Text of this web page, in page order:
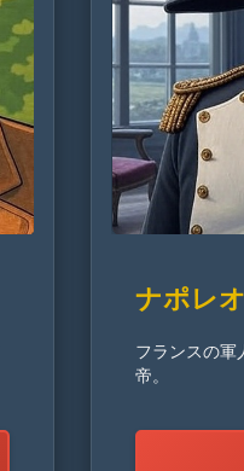
ナポレ
フランスの軍
帝。